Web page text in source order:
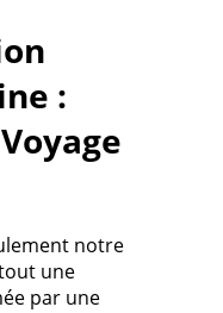
:
notre
une
par une